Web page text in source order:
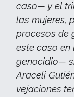
caso— y el
las mujeres,
procesos de
este caso en
genocidio—
Araceli
vejaciones